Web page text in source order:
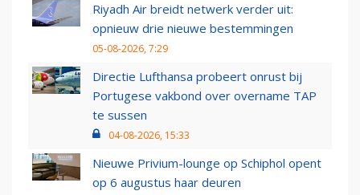
Riyadh Air breidt netwerk verder uit:
opnieuw drie nieuwe bestemmingen
05-08-2026, 7:29
Directie Lufthansa probeert onrust bij
Portugese vakbond over overname TAP
te sussen
04-08-2026, 15:33
Nieuwe Privium-lounge op Schiphol opent
op 6 augustus haar deuren